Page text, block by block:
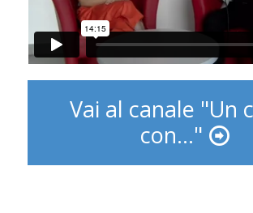
Vai al canale "Un
con..."